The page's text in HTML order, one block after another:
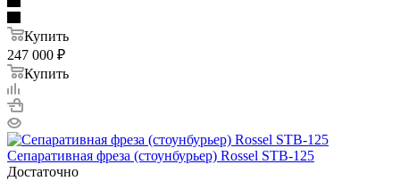
Купить
247 000 ₽
Купить
Сепаративная фреза (стоунбурьер) Rossel STB-125
Достаточно